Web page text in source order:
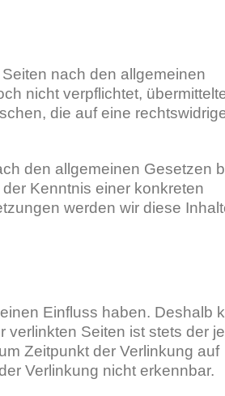
nach den allgemeinen
nicht verpflichtet,
die auf eine
den allgemeinen Gesetzen
Kenntnis einer konkreten
werden wir diese
Einfluss haben. Deshalb
Seiten ist stets der
Zeitpunkt der Verlinkung auf
Verlinkung nicht erkennbar.